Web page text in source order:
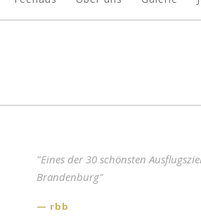
"Eines der 30 schönsten
Brandenburg"
rbb